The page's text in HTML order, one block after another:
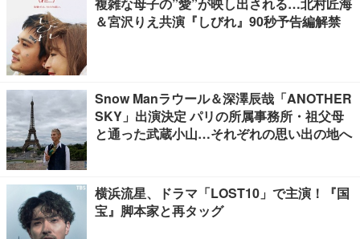
＆宮沢りえ共演『しびれ』90秒予告編解禁
Snow Manラウール＆深澤辰哉「ANOTHER
SKY」出演決定 パリの所属事務所・祖父母
と通った武蔵小山…それぞれの思い出の地へ
横浜流星、ドラマ「LOST10」で主演！『国
宝』脚本家と再タッグ